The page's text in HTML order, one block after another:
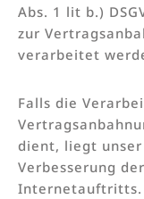
Abs. 1 lit b.)
zur
verarbeitet
Falls die
dient, liegt
Verbesserung
Internetauftritts.